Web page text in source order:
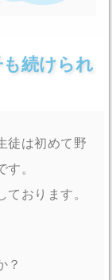
続けられ
徒は初めて野
。
おります。
？